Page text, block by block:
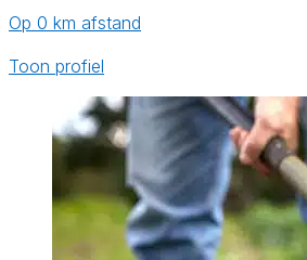
Op 0 km afstand
Toon profiel